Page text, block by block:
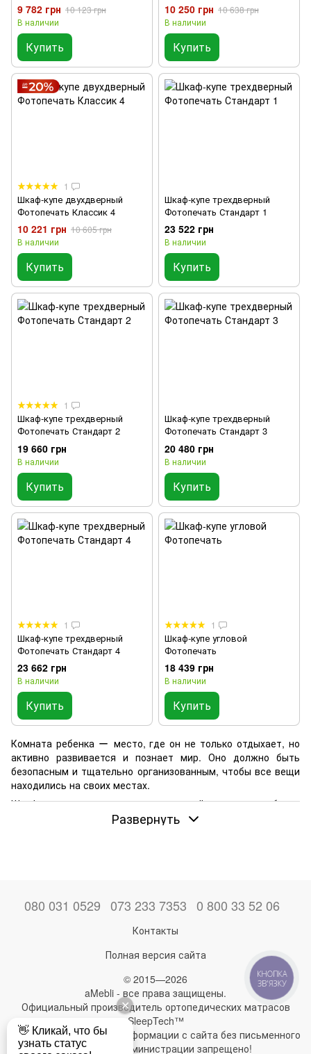
9 782 грн 10 123 грн
В наличии
Купить
10 250 грн 10 638 грн
В наличии
Купить
1
Шкаф-купе двухдверный
Фотопечать Классик 4
10 221 грн 10 605 грн
В наличии
Купить
Шкаф-купе трехдверный
Фотопечать Стандарт 1
23 522 грн
В наличии
Купить
1
Шкаф-купе трехдверный
Фотопечать Стандарт 2
19 660 грн
В наличии
Купить
Шкаф-купе трехдверный
Фотопечать Стандарт 3
20 480 грн
В наличии
Купить
1
Шкаф-купе трехдверный
Фотопечать Стандарт 4
23 662 грн
В наличии
Купить
1
Шкаф-купе угловой
Фотопечать
18 439 грн
В наличии
Купить
Комната ребенка ー место, где он не только отдыхает, но
активно развивается и познает мир. Оно должно быть
безопасным и тщательно организованным, чтобы все вещи
находились на своих местах.
Шкаф купе в детскую ー оптимальный вариант, особенно
для небольшого помещения. Это компактный, но
Пространство, в котором находится ребенок, должно быть
безопасным. Потому оптимальная конструкция ー с
скольжения двери или острых элементов. Для самых
маленьких не стоит заказывать зеркальную створку, ее
можно добавить позже, когда малыш подрастет и будет
отвечать за свои действия.
Прежде чем купить шкаф-купе в детскую комнату,
руководствуются такими общими критериями:
пол и возраст ребенка. Первый фактор влияет на цвет и
Развернуть
080 031 0529 073 233 7353 0 800 33 52 06
Контакты
Полная версия сайта
© 2015—2026
aMebli - все права защищены.
Официальный производитель ортопедических матрасов
SleepTech™
Любое использование информации с сайта без письменного
разрешения администрации запрещено!
КНОПКА
ЗВ'ЯЗКУ